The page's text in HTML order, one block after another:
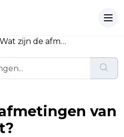
Wat zijn de afmetingen van het apparaat?
van